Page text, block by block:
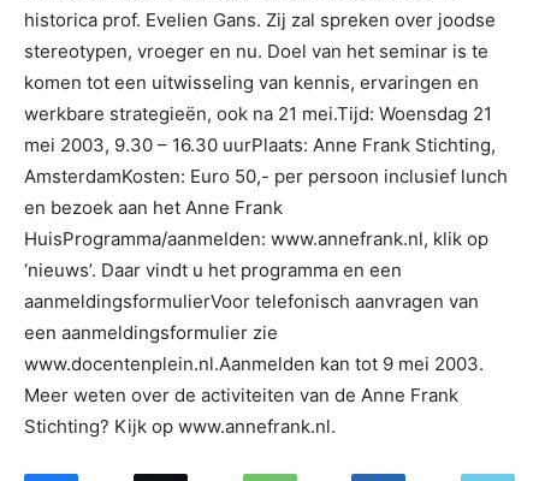
historica prof. Evelien Gans. Zij zal spreken over joodse
stereotypen, vroeger en nu. Doel van het seminar is te
komen tot een uitwisseling van kennis, ervaringen en
werkbare strategieën, ook na 21 mei.Tijd: Woensdag 21
mei 2003, 9.30 – 16.30 uurPlaats: Anne Frank Stichting,
AmsterdamKosten: Euro 50,- per persoon inclusief lunch
en bezoek aan het Anne Frank
HuisProgramma/aanmelden: www.annefrank.nl, klik op
‘nieuws’. Daar vindt u het programma en een
aanmeldingsformulierVoor telefonisch aanvragen van
een aanmeldingsformulier zie
www.docentenplein.nl.Aanmelden kan tot 9 mei 2003.
Meer weten over de activiteiten van de Anne Frank
Stichting? Kijk op www.annefrank.nl.